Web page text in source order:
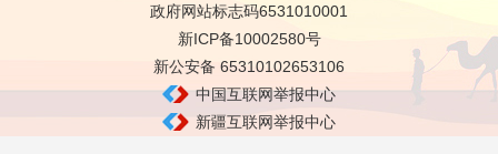
政府网站标志码6531010001
新ICP备10002580号
新公安备 65310102653106
中国互联网举报中心
新疆互联网举报中心